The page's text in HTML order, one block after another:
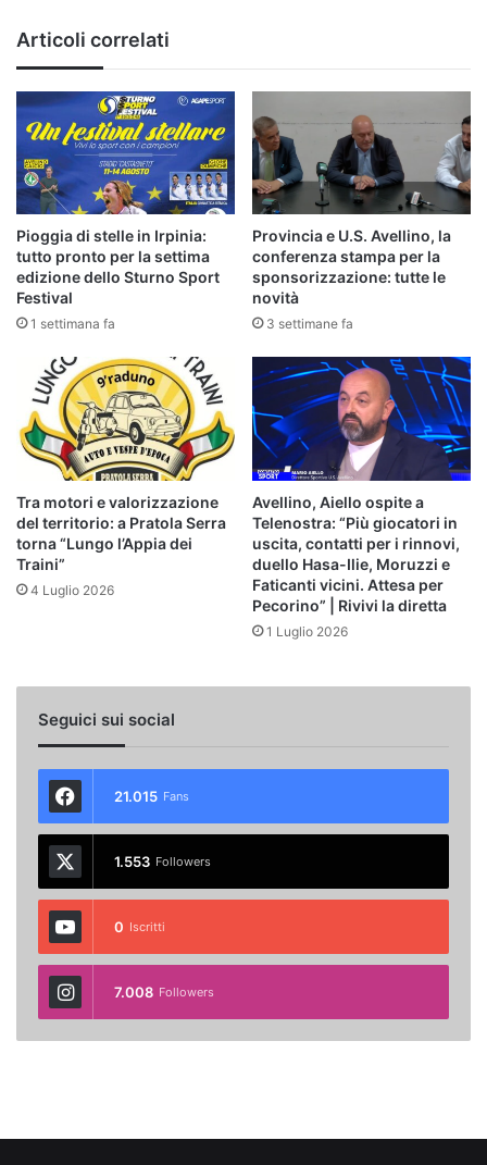
Articoli correlati
Pioggia di stelle in Irpinia:
tutto pronto per la settima
edizione dello Sturno Sport
Festival
1 settimana fa
Provincia e U.S. Avellino, la
conferenza stampa per la
sponsorizzazione: tutte le
novità
3 settimane fa
Tra motori e valorizzazione
del territorio: a Pratola Serra
torna “Lungo l’Appia dei
Traini”
4 Luglio 2026
Avellino, Aiello ospite a
Telenostra: “Più giocatori in
uscita, contatti per i rinnovi,
duello Hasa-Ilie, Moruzzi e
Faticanti vicini. Attesa per
Pecorino” | Rivivi la diretta
1 Luglio 2026
Seguici sui social
21.015 Fans
1.553 Followers
0 Iscritti
7.008 Followers